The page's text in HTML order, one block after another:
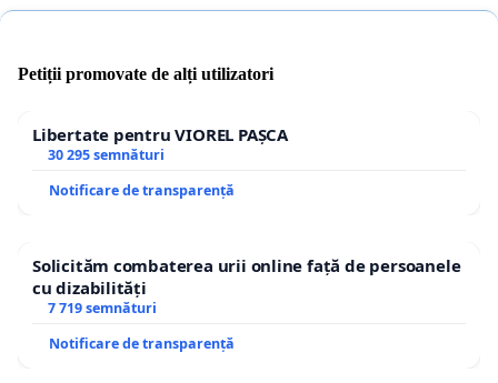
Petiții promovate de alți utilizatori
Libertate pentru VIOREL PAȘCA
30 295 semnături
Notificare de transparență
Solicităm combaterea urii online față de persoanele
cu dizabilități
7 719 semnături
Notificare de transparență